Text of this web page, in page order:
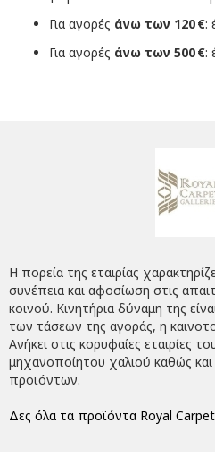
Για αγορές άνω των 120 €:
Για αγορές άνω των 500 €:
Η πορεία της εταιρίας
συνέπεια και αφοσίωση στις
κοινού. Κινητήρια δύναμη της
των τάσεων της αγοράς, η
Ανήκει στις κορυφαίες εταιρίες
μηχανοποίητου χαλιού καθώς
προϊόντων.
Δες όλα τα προϊόντα Royal